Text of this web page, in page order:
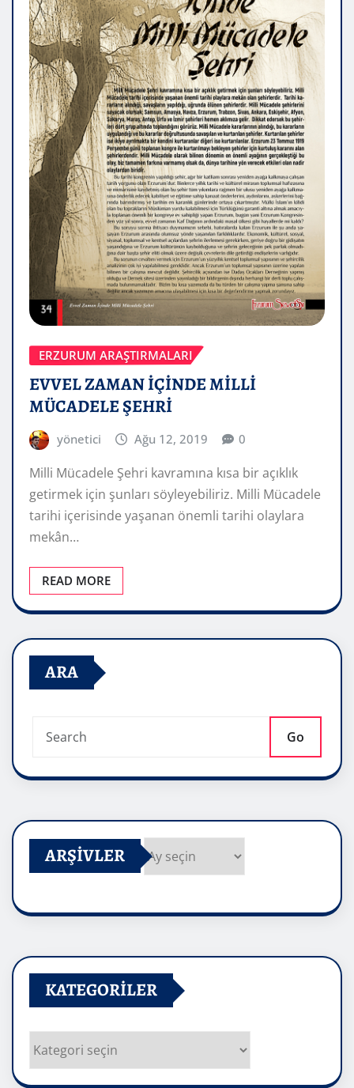
ERZURUM ARAŞTIRMALARI
EVVEL ZAMAN İÇİNDE MİLLİ
MÜCADELE ŞEHRİ
yönetici Ağu 12, 2019 0
Milli Mücadele Şehri kavramına kısa bir açıklık
getirmek için şunları söyleyebiliriz. Milli Mücadele
tarihi içerisinde yaşanan önemli tarihi olaylara
mekân…
READ MORE
ARA
Go
ARŞIVLER
KATEGORILER
Kategoriler